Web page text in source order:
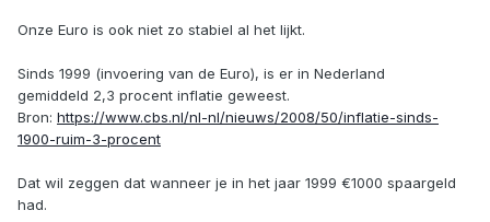
Onze Euro is ook niet zo stabiel al het lijkt.
Sinds 1999 (invoering van de Euro), is er in Nederland
gemiddeld 2,3 procent inflatie geweest.
Bron: https://www.cbs.nl/nl-nl/nieuws/2008/50/inflatie-sinds-
1900-ruim-3-procent
Dat wil zeggen dat wanneer je in het jaar 1999 €1000 spaargeld
had.